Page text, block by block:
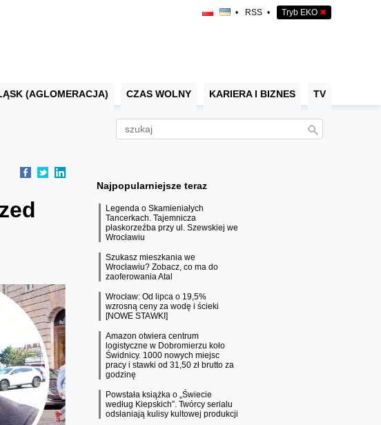
• RSS • Tryb EKO ✖
(AGLOMERACJA) CZAS WOLNY KARIERA I BIZNES TV
Najpopularniejsze teraz
Legenda o Skamieniałych
Tancerkach. Tajemnicza
płaskorzeźba przy ul. Szewskiej we
Wrocławiu
Szukasz mieszkania we
Wrocławiu? Zobacz, co ma do
zaoferowania Atal
Wrocław: Od lipca o 19,5%
wzrosną ceny za wodę i ścieki
[NOWE STAWKI]
Amazon otwiera centrum
logistyczne w Dobromierzu koło
Świdnicy. 1000 nowych miejsc
pracy i stawki od 31,50 zł brutto za
godzinę
Powstała książka o „Świecie
według Kiepskich”. Twórcy serialu
odsłaniają kulisy kultowej produkcji